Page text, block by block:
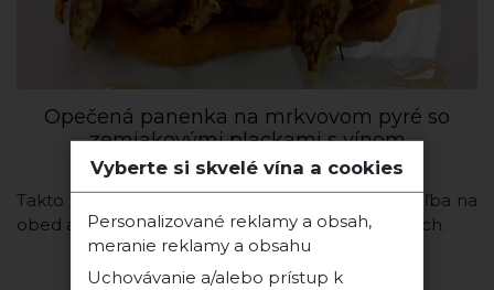
Opečená panenka na mrkvovom pyré so
zemiakovými plackami s vínom
Takto pripravená bravčová panenka je skvelá voľba na
obed ale aj zdravé hlavné jedlo pre svojich blízkych.
Vyberte si skvelé vína a cookies
Personalizované reklamy a obsah,
meranie reklamy a obsahu
Uchovávanie a/alebo prístup k